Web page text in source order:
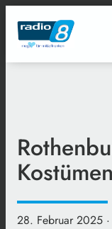
28. Februar 2025